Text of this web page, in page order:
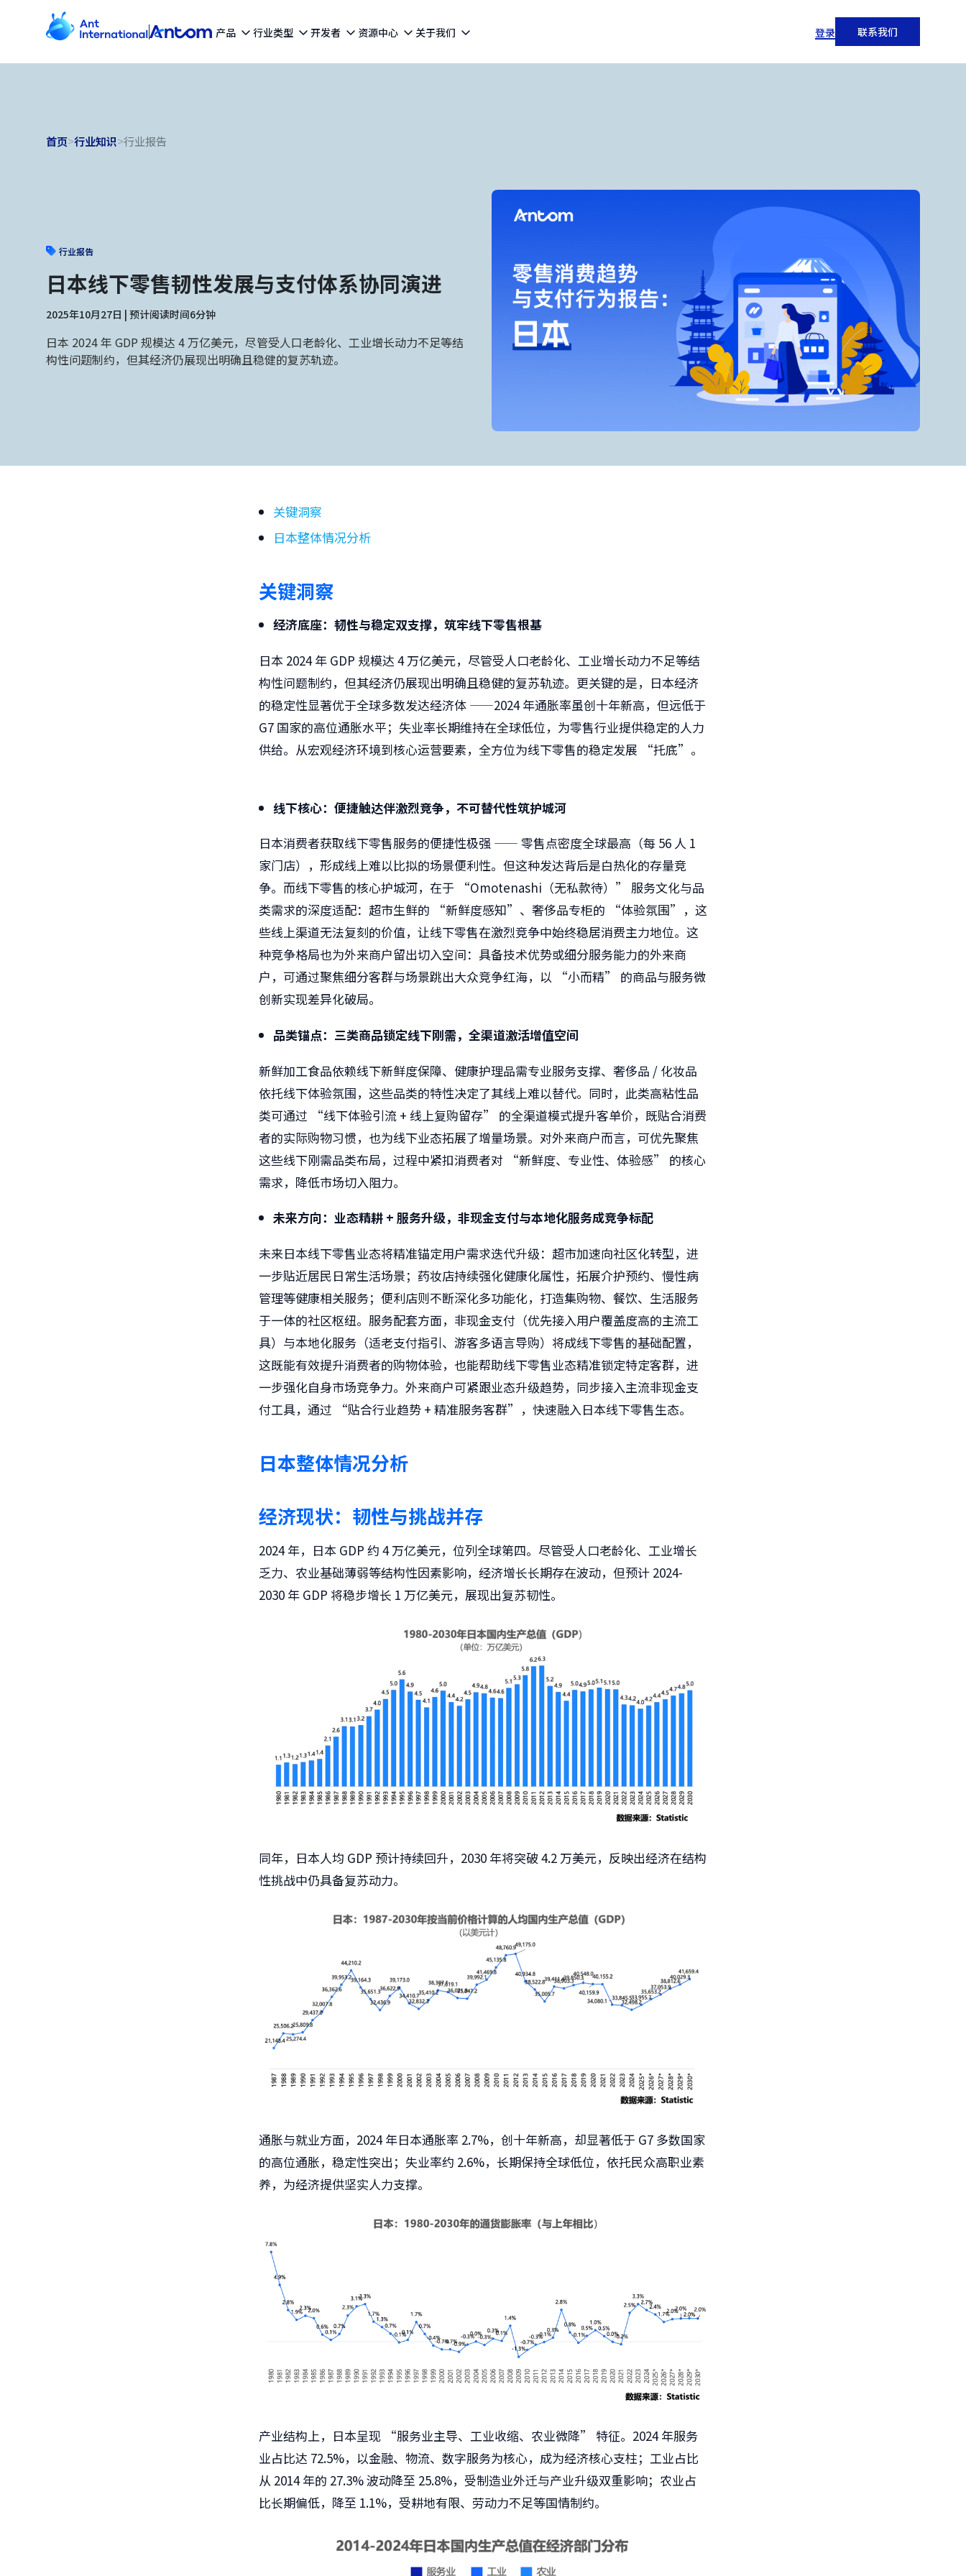
产品 行业类型 开发者 资源中心 关于我们 登录 联系我们
首页>行业知识>行业报告
行业报告
日本线下零售韧性发展与支付体系协同演进
2025年10月27日 | 预计阅读时间6分钟
日本 2024 年 GDP 规模达 4 万亿美元，尽管受人口老龄化、工业增长动力不足等结
构性问题制约，但其经济仍展现出明确且稳健的复苏轨迹。
关键洞察
日本整体情况分析
关键洞察
经济底座：韧性与稳定双支撑，筑牢线下零售根基
日本 2024 年 GDP 规模达 4 万亿美元，尽管受人口老龄化、工业增长动力不足等结
构性问题制约，但其经济仍展现出明确且稳健的复苏轨迹。更关键的是，日本经济
的稳定性显著优于全球多数发达经济体 ——2024 年通胀率虽创十年新高，但远低于
G7 国家的高位通胀水平；失业率长期维持在全球低位，为零售行业提供稳定的人力
供给。从宏观经济环境到核心运营要素，全方位为线下零售的稳定发展 “托底”。
线下核心：便捷触达伴激烈竞争，不可替代性筑护城河
日本消费者获取线下零售服务的便捷性极强 —— 零售点密度全球最高（每 56 人 1
家门店），形成线上难以比拟的场景便利性。但这种发达背后是白热化的存量竞
争。而线下零售的核心护城河，在于 “Omotenashi（无私款待）” 服务文化与品
类需求的深度适配：超市生鲜的 “新鲜度感知”、奢侈品专柜的 “体验氛围”，这
些线上渠道无法复刻的价值，让线下零售在激烈竞争中始终稳居消费主力地位。这
种竞争格局也为外来商户留出切入空间：具备技术优势或细分服务能力的外来商
户，可通过聚焦细分客群与场景跳出大众竞争红海，以 “小而精” 的商品与服务微
创新实现差异化破局。
品类锚点：三类商品锁定线下刚需，全渠道激活增值空间
新鲜加工食品依赖线下新鲜度保障、健康护理品需专业服务支撑、奢侈品 / 化妆品
依托线下体验氛围，这些品类的特性决定了其线上难以替代。同时，此类高粘性品
类可通过 “线下体验引流 + 线上复购留存” 的全渠道模式提升客单价，既贴合消费
者的实际购物习惯，也为线下业态拓展了增量场景。对外来商户而言，可优先聚焦
这些线下刚需品类布局，过程中紧扣消费者对 “新鲜度、专业性、体验感” 的核心
需求，降低市场切入阻力。
未来方向：业态精耕 + 服务升级，非现金支付与本地化服务成竞争标配
未来日本线下零售业态将精准锚定用户需求迭代升级：超市加速向社区化转型，进
一步贴近居民日常生活场景；药妆店持续强化健康化属性，拓展介护预约、慢性病
管理等健康相关服务；便利店则不断深化多功能化，打造集购物、餐饮、生活服务
于一体的社区枢纽。服务配套方面，非现金支付（优先接入用户覆盖度高的主流工
具）与本地化服务（适老支付指引、游客多语言导购）将成线下零售的基础配置，
这既能有效提升消费者的购物体验，也能帮助线下零售业态精准锁定特定客群，进
一步强化自身市场竞争力。外来商户可紧跟业态升级趋势，同步接入主流非现金支
付工具，通过 “贴合行业趋势 + 精准服务客群”，快速融入日本线下零售生态。
日本整体情况分析
经济现状：韧性与挑战并存
2024 年，日本 GDP 约 4 万亿美元，位列全球第四。尽管受人口老龄化、工业增长
乏力、农业基础薄弱等结构性因素影响，经济增长长期存在波动，但预计 2024-
2030 年 GDP 将稳步增长 1 万亿美元，展现出复苏韧性。
同年，日本人均 GDP 预计持续回升，2030 年将突破 4.2 万美元，反映出经济在结构
性挑战中仍具备复苏动力。
通胀与就业方面，2024 年日本通胀率 2.7%，创十年新高，却显著低于 G7 多数国家
的高位通胀，稳定性突出；失业率约 2.6%，长期保持全球低位，依托民众高职业素
养，为经济提供坚实人力支撑。
产业结构上，日本呈现 “服务业主导、工业收缩、农业微降” 特征。2024 年服务
业占比达 72.5%，以金融、物流、数字服务为核心，成为经济核心支柱；工业占比
从 2014 年的 27.3% 波动降至 25.8%，受制造业外迁与产业升级双重影响；农业占
比长期偏低，降至 1.1%，受耕地有限、劳动力不足等国情制约。